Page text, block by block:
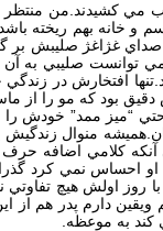
كشيدند.من منتظر
خانه بهم ريخته باشد
غژاغژ صليبش بر
مي توانست صليبي به
افتخارش در زندگي
كارش دقيق بود كه مو
“ميز ممد” خودش را
منوال
آنكه كلامي اضافه
احساس نمي كرد
روز اولش هيچ تفاوتي
دارم پدر هم از
به موعظه.